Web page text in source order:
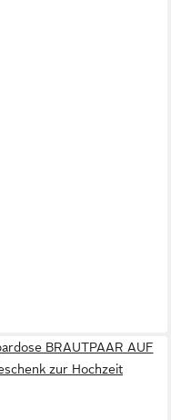
BRAUTPAAR AUF
zur Hochzeit